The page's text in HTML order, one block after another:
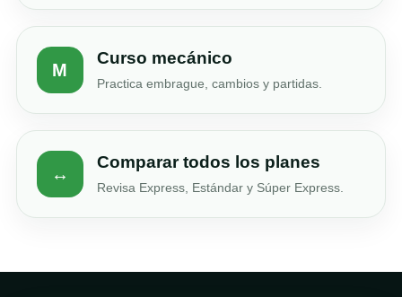
M
Curso mecánico
Practica embrague, cambios y partidas.
↔
Comparar todos los planes
Revisa Express, Estándar y Súper Express.